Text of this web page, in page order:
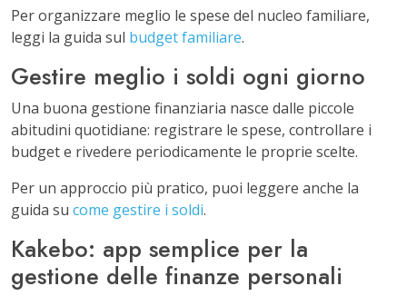
Per organizzare meglio le spese del nucleo familiare,
leggi la guida sul budget familiare.
Gestire meglio i soldi ogni giorno
Una buona gestione finanziaria nasce dalle piccole
abitudini quotidiane: registrare le spese, controllare i
budget e rivedere periodicamente le proprie scelte.
Per un approccio più pratico, puoi leggere anche la
guida su come gestire i soldi.
Kakebo: app semplice per la
gestione delle finanze personali